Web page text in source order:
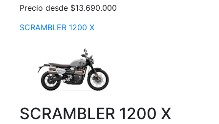
Precio desde $13.690.000
SCRAMBLER 1200 X
SCRAMBLER 1200 X